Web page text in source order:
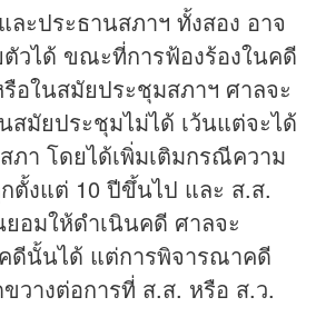
ะประธานสภาฯ ทั้งสอง อาจ
วได้ ขณะที่การฟ้องร้องในคดี
อในสมัยประชุมสภาฯ ศาลจะ
มัยประชุมไม่ได้ เว้นแต่จะได้
ภา โดยได้เพิ่มเติมกรณีความ
ตั้งแต่ 10 ปีขึ้นไป และ ส.ส.
อมให้ดำเนินคดี ศาลจะ
ดีนั้นได้ แต่การพิจารณาคดี
วางต่อการที่ ส.ส. หรือ ส.ว.